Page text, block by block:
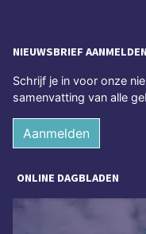
NIEUWSBRIEF AANMELDEN
Schrijf je in voor onze
samenvatting van alle
Aanmelden
ONLINE DAGBLADEN